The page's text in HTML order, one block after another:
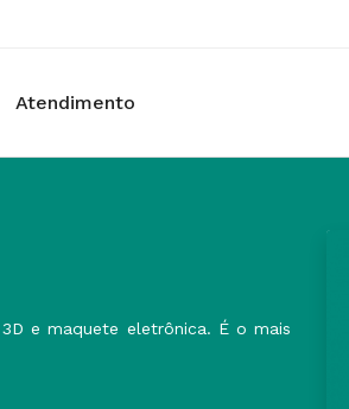
Atendimento
e maquete eletrônica. É o mais